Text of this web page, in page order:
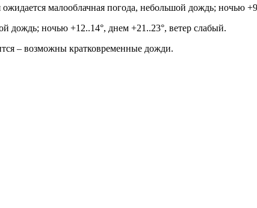
малооблачная погода, небольшой дождь; ночью
дождь; ночью +12..14°, днем +21..23°, ветер слабый.
– возможны кратковременные дожди.